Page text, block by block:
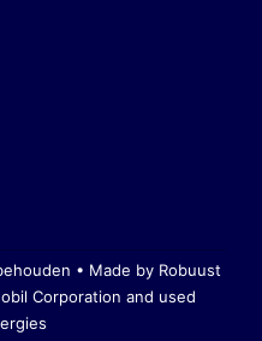
• Made by Robuust
Corporation and used